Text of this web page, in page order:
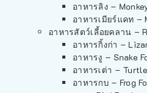
อาหารลิง –
อาหารเมียร์แคท –
อาหารสัตว์เลี้อยคลาน –
อาหารกิ้งก่า –
อาหารงู – Snake
อาหารเต่า –
อาหารกบ – Frog